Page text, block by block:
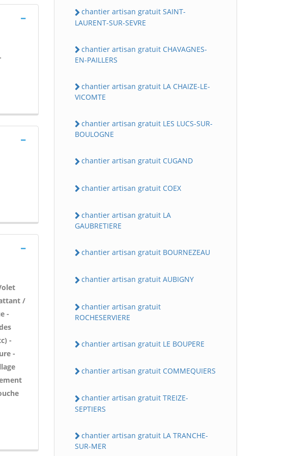
/
-
-
-
chantier artisan gratuit SAINT-
LAURENT-SUR-SEVRE
chantier artisan gratuit CHAVAGNES-
EN-PAILLERS
chantier artisan gratuit LA CHAIZE-LE-
VICOMTE
chantier artisan gratuit LES LUCS-SUR-
BOULOGNE
chantier artisan gratuit CUGAND
chantier artisan gratuit COEX
chantier artisan gratuit LA
GAUBRETIERE
chantier artisan gratuit BOURNEZEAU
chantier artisan gratuit AUBIGNY
chantier artisan gratuit
ROCHESERVIERE
chantier artisan gratuit LE BOUPERE
chantier artisan gratuit COMMEQUIERS
chantier artisan gratuit TREIZE-
SEPTIERS
chantier artisan gratuit LA TRANCHE-
SUR-MER